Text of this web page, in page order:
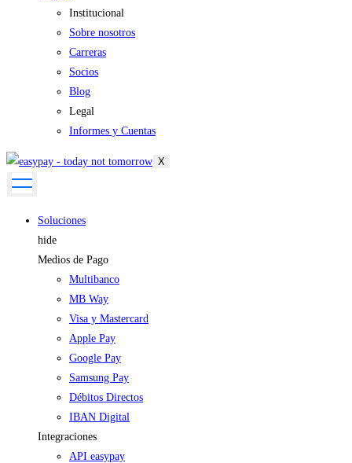
Institucional
Sobre nosotros
Carreras
Socios
Blog
Legal
Informes y Cuentas
X
Soluciones
hide
Medios de Pago
Multibanco
MB Way
Visa y Mastercard
Apple Pay
Google Pay
Samsung Pay
Débitos Directos
IBAN Digital
Integraciones
API easypay